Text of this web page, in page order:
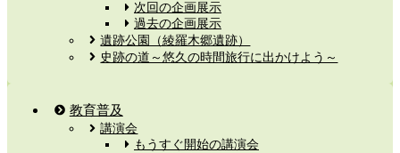
次回の企画展示
過去の企画展示
遺跡公園（綾羅木郷遺跡）
史跡の道～悠久の時間旅行に出かけよう～
教育普及
講演会
もうすぐ開始の講演会